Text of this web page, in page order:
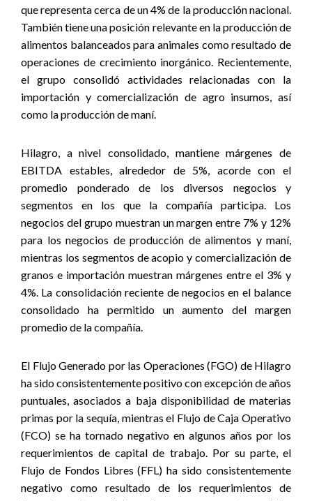
que representa cerca de un 4% de la producción nacional.
También tiene una posición relevante en la producción de
alimentos balanceados para animales como resultado de
operaciones de crecimiento inorgánico. Recientemente,
el grupo consolidó actividades relacionadas con la
importación y comercialización de agro insumos, así
como la producción de maní.
Hilagro, a nivel consolidado, mantiene márgenes de
EBITDA estables, alrededor de 5%, acorde con el
promedio ponderado de los diversos negocios y
segmentos en los que la compañía participa. Los
negocios del grupo muestran un margen entre 7% y 12%
para los negocios de producción de alimentos y maní,
mientras los segmentos de acopio y comercialización de
granos e importación muestran márgenes entre el 3% y
4%. La consolidación reciente de negocios en el balance
consolidado ha permitido un aumento del margen
promedio de la compañía.
El Flujo Generado por las Operaciones (FGO) de Hilagro
ha sido consistentemente positivo con excepción de años
puntuales, asociados a baja disponibilidad de materias
primas por la sequía, mientras el Flujo de Caja Operativo
(FCO) se ha tornado negativo en algunos años por los
requerimientos de capital de trabajo. Por su parte, el
Flujo de Fondos Libres (FFL) ha sido consistentemente
negativo como resultado de los requerimientos de